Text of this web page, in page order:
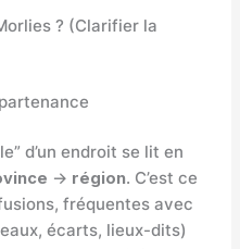
? (Clarifier la
d’un endroit se lit en
→ région. C’est ce
fréquentes avec
écarts, lieux-dits)